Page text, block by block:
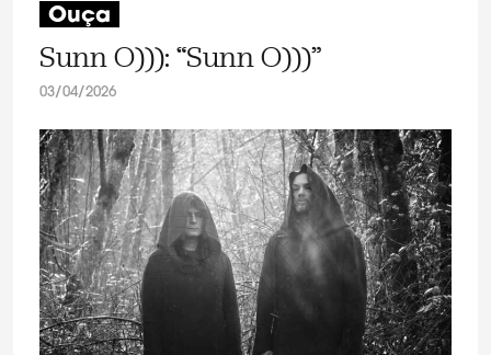
Ouça
Sunn O))): “Sunn O)))”
03/04/2026